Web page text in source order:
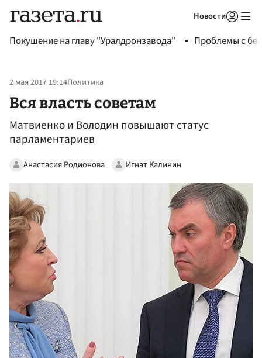
Новости
Покушение на главу "Уралдронзавода" Проблемы с
2 мая 2017 19:14Политика
Вся власть советам
Матвиенко и Володин повышают статус
парламентариев
Анастасия Родионова Игнат Калинин